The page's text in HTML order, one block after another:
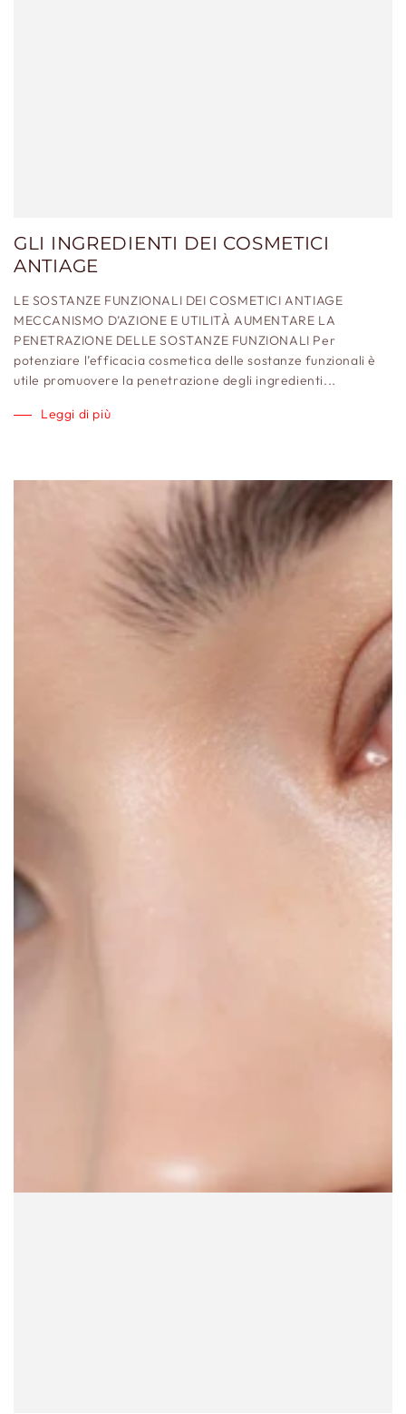
GLI INGREDIENTI DEI COSMETICI
ANTIAGE
LE SOSTANZE FUNZIONALI DEI COSMETICI ANTIAGE
MECCANISMO D’AZIONE E UTILITÀ AUMENTARE LA
PENETRAZIONE DELLE SOSTANZE FUNZIONALI Per
potenziare l’efficacia cosmetica delle sostanze funzionali è
utile promuovere la penetrazione degli ingredienti...
Leggi di più